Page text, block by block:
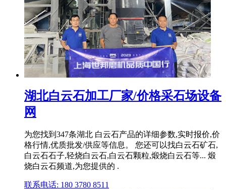
湖北白云石加工厂家/价格采石场设备
网
为您找到347条湖北 白云石产品的详细参数,实时报价,价
格行情,优质批发/供应等信息。 您还可以找白云石矿石,
白云石石子,轻烧白云石,白云石颗粒,煅烧白云石等... 煅
烧白云石频道,为您提供的 .
联系电话: 180 3780 8511